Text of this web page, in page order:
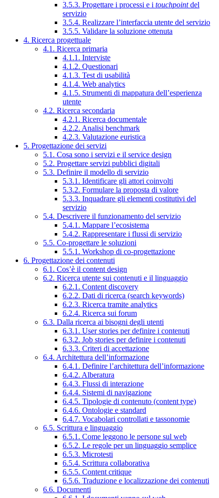
3.5.3. Progettare i processi e i touchpointdel
servizio
3.5.4. Realizzare l’interfaccia utente del servizio
3.5.5. Validare la soluzione ottenuta
4. Ricerca progettuale
4.1. Ricerca primaria
4.1.1. Interviste
4.1.2. Questionari
4.1.3. Test di usabilità
4.1.4. Web analytics
4.1.5. Strumenti di mappatura dell’esperienza
utente
4.2. Ricerca secondaria
4.2.1. Ricerca documentale
4.2.2. Analisi benchmark
4.2.3. Valutazione euristica
5. Progettazione dei servizi
5.1. Cosa sono i servizi e il service design
5.2. Progettare servizi pubblici digitali
5.3. Definire il modello di servizio
5.3.1. Identificare gli attori coinvolti
5.3.2. Formulare la proposta di valore
5.3.3. Inquadrare gli elementi costitutivi del
servizio
5.4. Descrivere il funzionamento del servizio
5.4.1. Mappare l’ecosistema
5.4.2. Rappresentare i flussi di servizio
5.5. Co-progettare le soluzioni
5.5.1. Workshop di co-progettazione
6. Progettazione dei contenuti
6.1. Cos’è il content design
6.2. Ricerca utente sui contenuti e il linguaggio
6.2.1. Content discovery
6.2.2. Dati di ricerca (search keywords)
6.2.3. Ricerca tramite analytics
6.2.4. Ricerca sui forum
6.3. Dalla ricerca ai bisogni degli utenti
6.3.1. User stories per definire i contenuti
6.3.2. Job stories per definire i contenuti
6.3.3. Criteri di accettazione
6.4. Architettura dell’informazione
6.4.1. Definire l’architettura dell’informazione
6.4.2. Alberatura
6.4.3. Flussi di interazione
6.4.4. Sistemi di navigazione
6.4.5. Tipologie di contenuto (content type)
6.4.6. Ontologie e standard
6.4.7. Vocabolari controllati e tassonomie
6.5. Scrittura e linguaggio
6.5.1. Come leggono le persone sul web
6.5.2. Le regole per un linguaggio semplice
6.5.3. Microtesti
6.5.4. Scrittura collaborativa
6.5.5. Content critique
6.5.6. Traduzione e localizzazione dei contenuti
6.6. Documenti